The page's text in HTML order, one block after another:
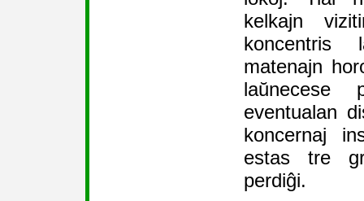
kelkajn
matenajn
laŭnecese
eventualan
koncernaj
estas tre
perdiĝi.